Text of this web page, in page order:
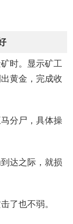
时。显示矿工
黄金，完成收
分尸，具体操
达之际，就损
了也不弱。